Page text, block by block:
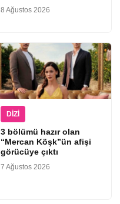
8 Ağustos 2026
DIZI
3 bölümü hazır olan
“Mercan Köşk”ün afişi
görücüye çıktı
7 Ağustos 2026